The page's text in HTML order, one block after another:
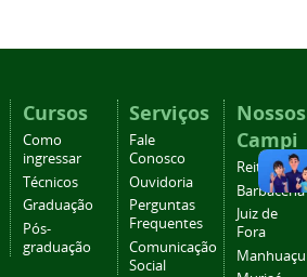
Cursos
Como
ingressar
Técnicos
Graduação
Pós-
graduação
Serviços
Fale
Conosco
Ouvidoria
Perguntas
Frequentes
Comunicação
Social
Nossos
Campi
Reitoria
Barbacena
Juiz de
Fora
Manhuaçu